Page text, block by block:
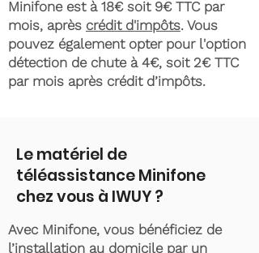
Minifone est à 18€ soit 9€ TTC par
mois, après crédit d'impôts. Vous
pouvez également opter pour l'option
détection de chute à 4€, soit 2€ TTC
par mois après crédit d’impôts.
Le matériel de
téléassistance Minifone
chez vous à IWUY ?
Avec Minifone, vous bénéficiez de
l’installation au domicile par un